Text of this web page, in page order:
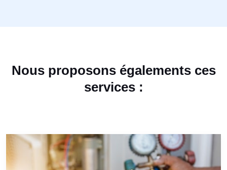
Nous proposons égalements ces
services :